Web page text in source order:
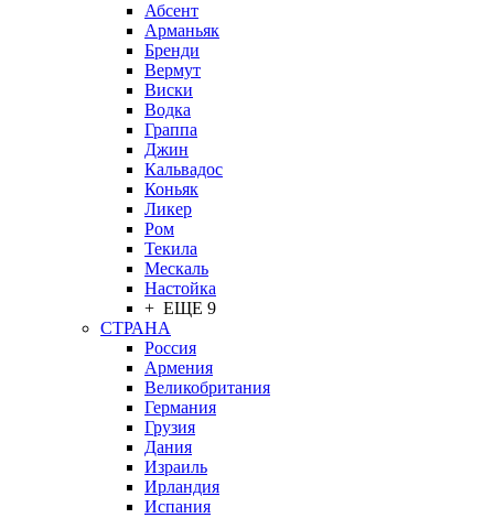
Абсент
Арманьяк
Бренди
Вермут
Виски
Водка
Граппа
Джин
Кальвадос
Коньяк
Ликер
Ром
Текила
Мескаль
Настойка
+ ЕЩЕ 9
СТРАНА
Россия
Армения
Великобритания
Германия
Грузия
Дания
Израиль
Ирландия
Испания